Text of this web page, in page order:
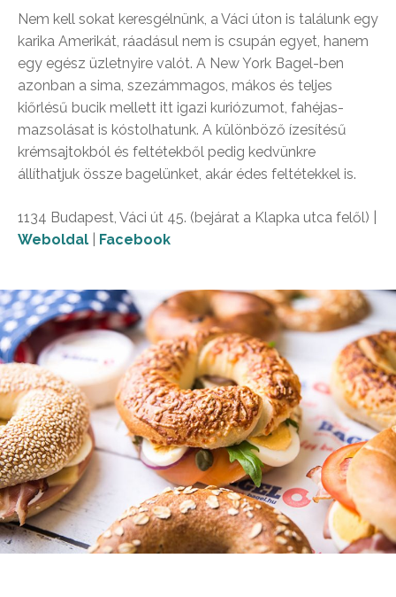
Nem kell sokat keresgélnünk, a Váci úton is találunk egy
karika Amerikát, ráadásul nem is csupán egyet, hanem
egy egész üzletnyire valót. A New York Bagel-ben
azonban a sima, szezámmagos, mákos és teljes
kiőrlésű bucik mellett itt igazi kuriózumot, fahéjas-
mazsolásat is kóstolhatunk. A különböző ízesítésű
krémsajtokból és feltétekből pedig kedvünkre
állíthatjuk össze bagelünket, akár édes feltétekkel is.
1134 Budapest, Váci út 45. (bejárat a Klapka utca felől) |
Weboldal
Facebook